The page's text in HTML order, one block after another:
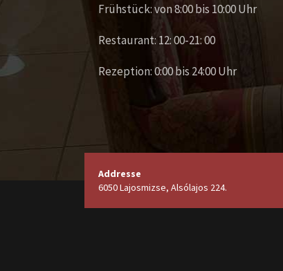
Frühstück: von 8:00 bis 10:00 Uhr
Restaurant: 12: 00-21: 00
Rezeption: 0:00 bis 24:00 Uhr
Addresse
6050 Lajosmizse, Alsólajos 224.